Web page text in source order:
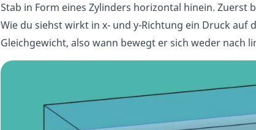
Stab in Form eines Zylinders horizontal hinein.
Wie du siehst wirkt in x- und y-Richtung ein Druck auf
Gleichgewicht, also wann bewegt er sich weder nach